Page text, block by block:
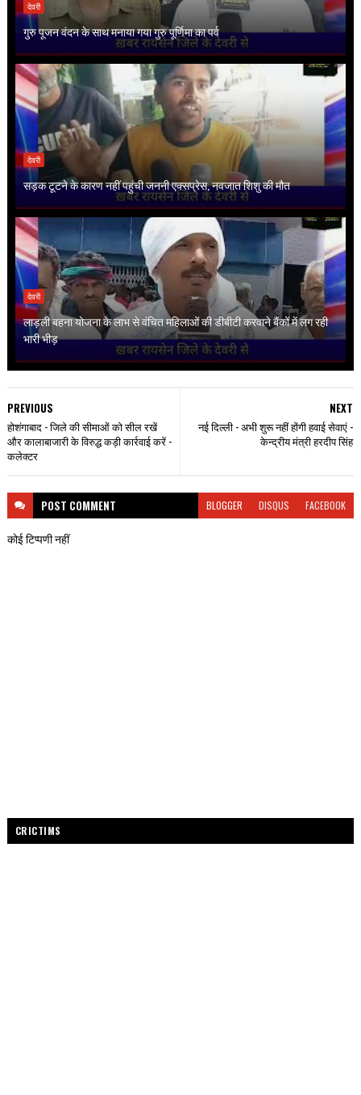
देवरी
गुरु पूजन वंदन के साथ मनाया गया गुरु पूर्णिमा का पर्व
देवरी
सड़क टूटने के कारण नहीं पहुंची जननी एक्सप्रेस, नवजात शिशु की मौत
देवरी
लाड़ली बहना योजना के लाभ से वंचित महिलाओं की डीबीटी करवाने बैंकों में लग रही
भारी भीड़
NEXT
नई दिल्ली - अभी शुरू नहीं होंगी हवाई सेवाएं -
केन्द्रीय मंत्री हरदीप सिंह
PREVIOUS
होशंगाबाद - जिले की सीमाओं को सील रखें
और कालाबाजारी के विरुद्ध कड़ी कार्रवाई करें -
कलेक्टर
POST COMMENT BLOGGER DISQUS FACEBOOK
कोई टिप्पणी नहीं
CRICTIMS